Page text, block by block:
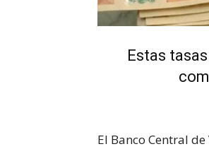
Estas
El Banco Central